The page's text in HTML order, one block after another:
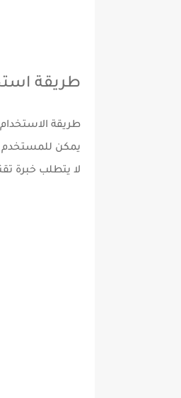
طريقة
طريقة
يمكن للمستخدم
لا يتطلب خبرة